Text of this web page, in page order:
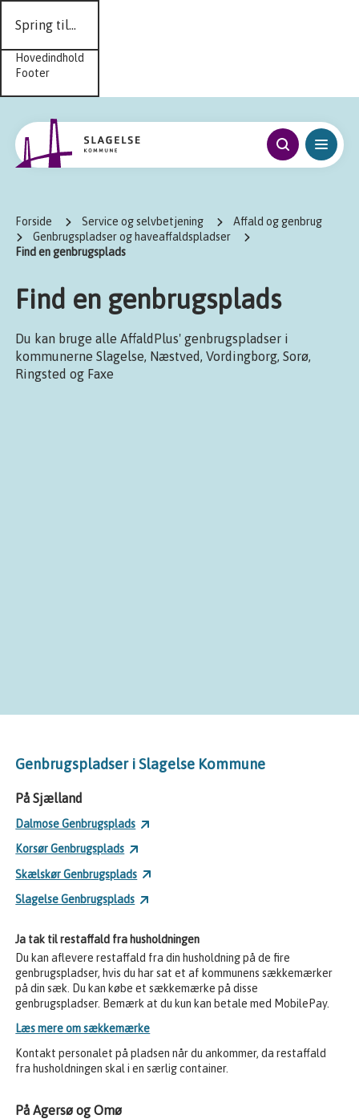
Spring til...
Hovedindhold
Footer
Forside Service og selvbetjening
Affald og genbrug
Genbrugspladser og haveaffaldspladser
Find en genbrugsplads
Find en genbrugsplads
Du kan bruge alle AffaldPlus' genbrugspladser i
kommunerne Slagelse, Næstved, Vordingborg, Sorø,
Ringsted og Faxe
Genbrugspladser i Slagelse Kommune
På Sjælland
Dalmose Genbrugsplads
Korsør Genbrugsplads
Skælskør Genbrugsplads
Slagelse Genbrugsplads
Ja tak til restaffald fra husholdningen
Du kan aflevere restaffald fra din husholdning på de fire
genbrugspladser, hvis du har sat et af kommunens sækkemærker
på din sæk. Du kan købe et sækkemærke på disse
genbrugspladser. Bemærk at du kun kan betale med MobilePay.
Læs mere om sækkemærke
Kontakt personalet på pladsen når du ankommer, da restaffald
fra husholdningen skal i en særlig container.
På Agersø og Omø